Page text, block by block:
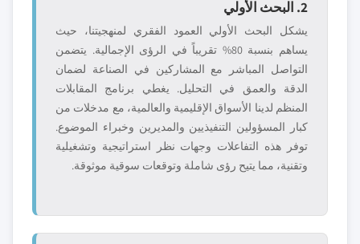
2. البحث الأولي
يشكل البحث الأولي العمود الفقري لمنهجيتنا، حيث
يساهم بنسبة 80% تقريباً في الرؤى الإجمالية. يتضمن
التواصل المباشر مع المشاركين في الصناعة لضمان
الدقة والعمق في التحليل. يغطي برنامج المقابلات
المنظم لدينا الأسواق الإقليمية والعالمية، مع مدخلات من
كبار المسؤولين التنفيذيين والمديرين وخبراء الموضوع.
توفر هذه التفاعلات وجهات نظر استراتيجية وتشغيلية
وتقنية، مما يتيح رؤى شاملة وتوقعات سوقية موثوقة.